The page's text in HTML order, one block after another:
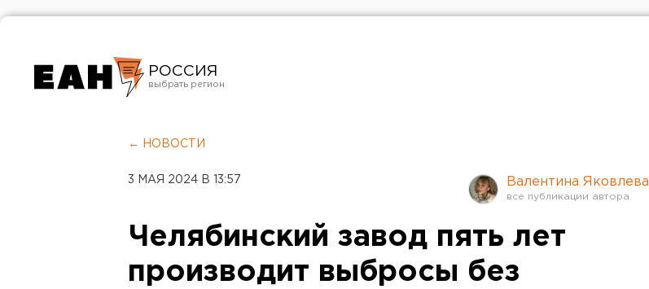
РОССИЯ
Челябинск
← НОВОСТИ
3 МАЯ 2024 В 13:57 Валентина Яковлева
Челябинский завод пять лет
производит выбросы без